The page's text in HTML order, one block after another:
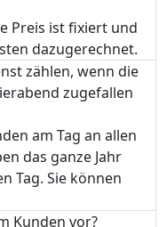
Preis ist fixiert und
dazugerechnet.
zählen, wenn die
zugefallen
am Tag an allen
das ganze Jahr
Tag. Sie können
Kunden vor?